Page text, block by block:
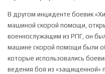
В другом инциденте боевик
машиной скорой помощи,
военнослужащим из РПГ, он
машине скорой помощи были
которые использовались
ведения боя из «защищенной»